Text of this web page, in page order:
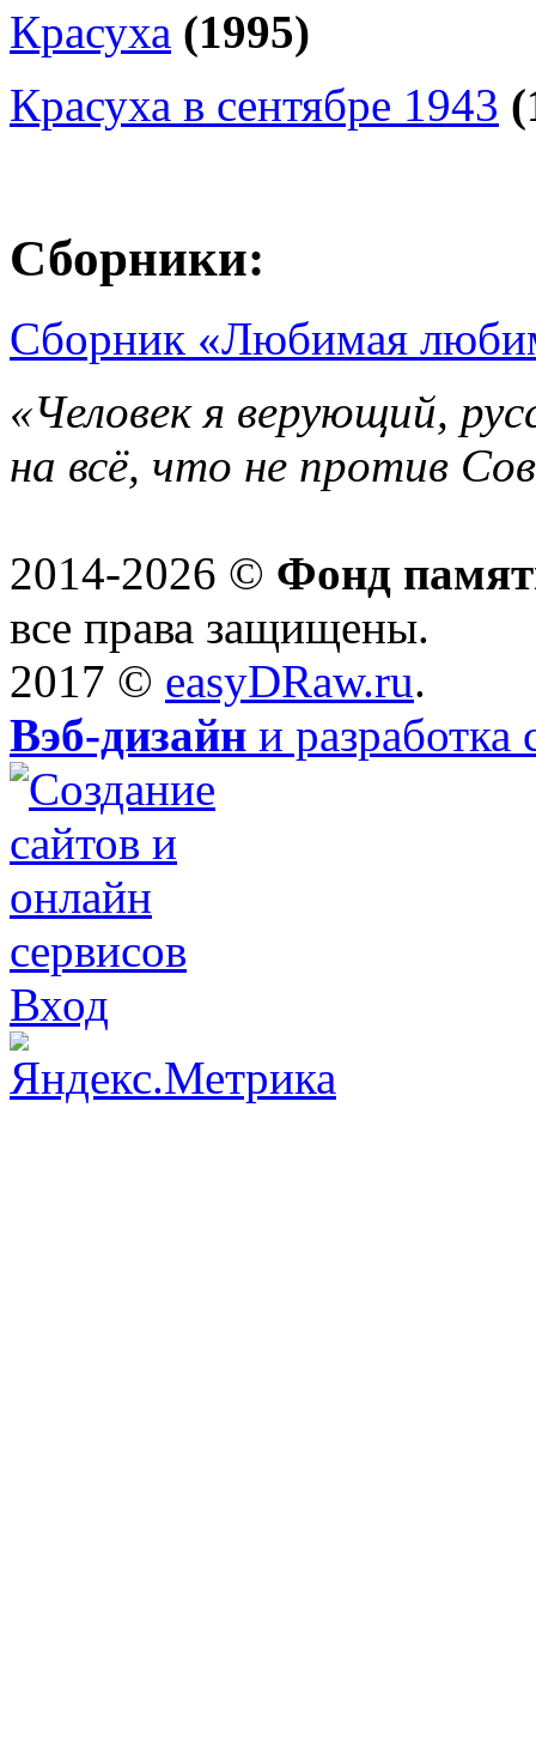
Красуха (1995)
Красуха в сентябре 1943
Сборники:
Сборник «Любимая
«Человек я верующий,
на всё, что не против
2014-2026 © Фонд
все права защищены.
2017 © easyDRaw.ru.
Вэб-дизайн и разработка
Вход